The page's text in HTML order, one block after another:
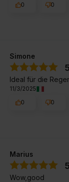
0
0
Simone
5
Ideal für die
11/3/2025
0
0
Marius
5
Wow,good